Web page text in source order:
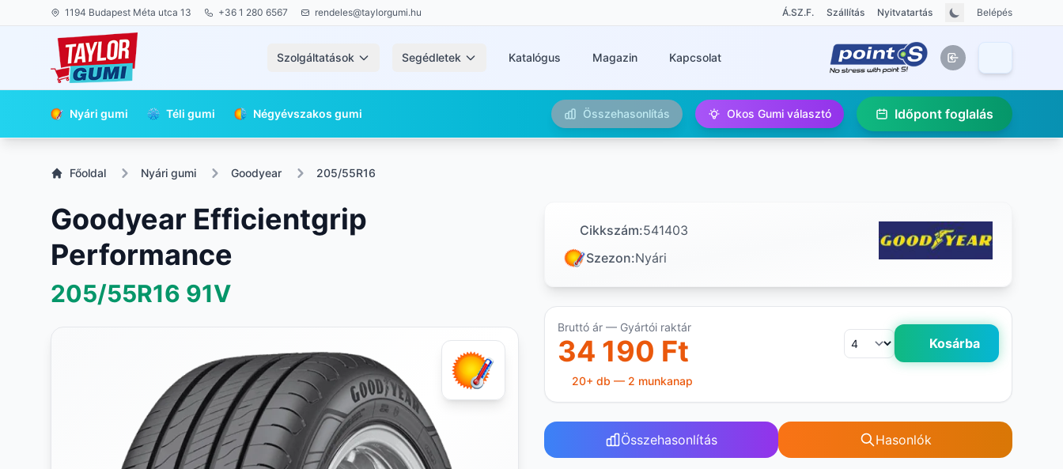
1194 Budapest Méta utca 13 +36 1 280 6567 rendeles@taylorgumi.hu Á.SZ.F. Szállítás Nyitvatartás Belépés
Szolgáltatások Segédletek Katalógus Magazin Kapcsolat
Nyári gumi Téli gumi Négyévszakos gumi Összehasonlítás Okos Gumi választó Időpont foglalás
Főoldal Nyári gumi Goodyear 205/55R16
Goodyear Efficientgrip
Performance
205/55R16 91V
Cikkszám:541403
Szezon:Nyári
Bruttó ár — Gyártói raktár
34 190 Ft Kosárba
20+ db — 2 munkanap
Összehasonlítás Hasonlók